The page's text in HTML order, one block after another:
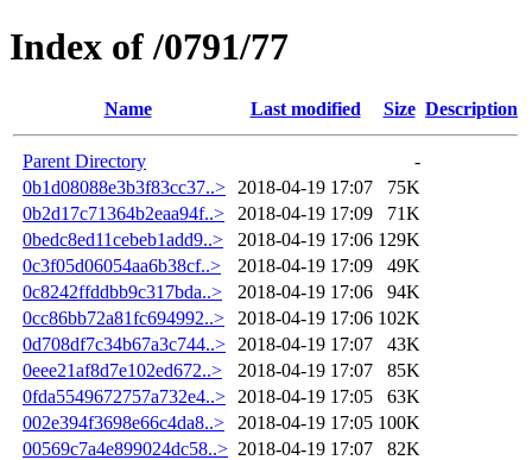
Index of /0791/77
Name Last modified Size Description
Parent Directory
-
0b1d08088e3b3f83cc37..>
2018-04-19 17:07
75K
0b2d17c71364b2eaa94f..>
2018-04-19 17:09
71K
0bedc8ed11cebeb1add9..>
2018-04-19 17:06 129K
0c3f05d06054aa6b38cf..>
2018-04-19 17:09
49K
0c8242ffddbb9c317bda..>
2018-04-19 17:06
94K
0cc86bb72a81fc694992..>
2018-04-19 17:06 102K
0d708df7c34b67a3c744..>
2018-04-19 17:07
43K
0eee21af8d7e102ed672..>
2018-04-19 17:07
85K
0fda5549672757a732e4..>
2018-04-19 17:05
63K
002e394f3698e66c4da8..>
2018-04-19 17:05 100K
00569c7a4e899024dc58..> 2018-04-19 17:07
82K